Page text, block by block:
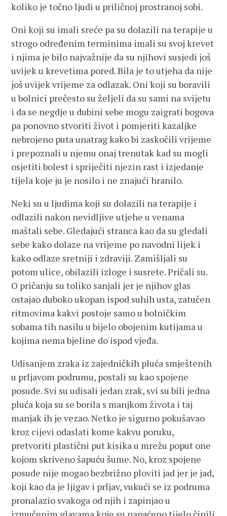
koliko je točno ljudi u priličnoj prostranoj sobi.
Oni koji su imali sreće pa su dolazili na terapije u
strogo određenim terminima imali su svoj krevet
i njima je bilo najvažnije da su njihovi susjedi još
uvijek u krevetima pored. Bila je to utjeha da nije
još uvijek vrijeme za odlazak. Oni koji su boravili
u bolnici prečesto su željeli da su sami na svijetu
i da se negdje u dubini sebe mogu zaigrati bogova
pa ponovno stvoriti život i pomjeriti kazaljke
nebrojeno puta unatrag kako bi zaskočili vrijeme
i prepoznali u njemu onaj trenutak kad su mogli
osjetiti bolest i spriječiti njezin rast i izjedanje
tijela koje ju je nosilo i ne znajući hranilo.
Neki su u ljudima koji su dolazili na terapije i
odlazili nakon nevidljive utjehe u venama
maštali sebe. Gledajući stranca kao da su gledali
sebe kako dolaze na vrijeme po navodni lijek i
kako odlaze sretniji i zdraviji. Zamišljali su
potom ulice, obilazili izloge i susrete. Pričali su.
O pričanju su toliko sanjali jer je njihov glas
ostajao duboko ukopan ispod suhih usta, zatučen
ritmovima kakvi postoje samo u bolničkim
sobama tih nasilu u bijelo obojenim kutijama u
kojima nema bjeline do ispod vjeđa.
Udisanjem zraka iz zajedničkih pluća smještenih
u prljavom podrumu, postali su kao spojene
posude. Svi su udisali jedan zrak, svi su bili jedna
pluća koja su se borila s manjkom života i taj
manjak ih je vezao. Netko je sigurno pokušavao
kroz cijevi odaslati kome kakvu poruku,
pretvoriti plastični put kisika u mrežu poput one
kojom skriveno šapuću šume. No, kroz spojene
posude nije mogao bezbrižno ploviti jad jer je jad,
koji kao da je ljigav i prljav, vukući se iz podruma
pronalazio svakoga od njih i zapinjao u